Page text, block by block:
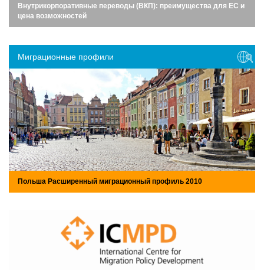
Внутрикорпоративные переводы (ВКП): преимущества для ЕС и
цена возможностей
Миграционные профили
Польша Расширенный миграционный профиль 2010